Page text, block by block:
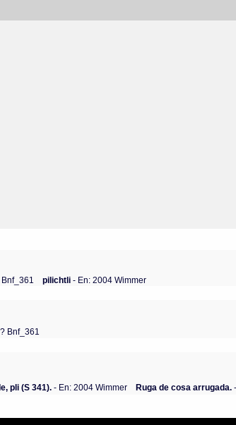
pilichtli- En: 2004 Wimmer
Bnf_361
pli (S 341). - En: 2004 Wimmer Ruga de cosa arrugada.